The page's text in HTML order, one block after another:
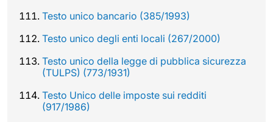
Testo unico bancario (385/1993)
Testo unico degli enti locali (267/2000)
Testo unico della legge di pubblica sicurezza
(TULPS) (773/1931)
Testo Unico delle imposte sui redditi
(917/1986)